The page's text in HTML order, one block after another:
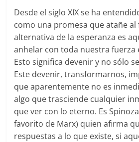
Desde el siglo XIX se ha
como una promesa que atañe
alternativa de la esperanza es
anhelar con toda nuestra fuerza
Esto significa devenir y no sólo
Este devenir, transformarnos,
que aparentemente no es
algo que trasciende cualquier
que ver con lo eterno. Es
favorito de Marx) quien afirma
respuestas a lo que existe, si